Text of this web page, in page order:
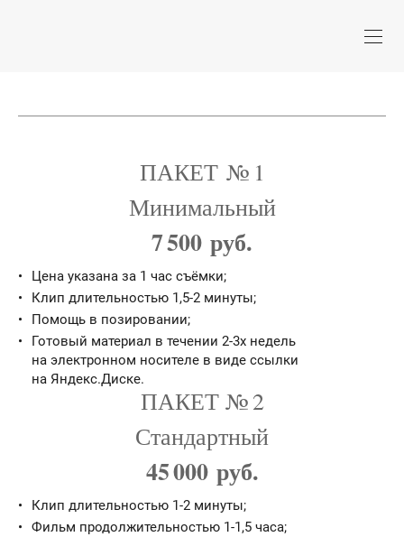
ПАКЕТ № 1
Минимальный
7 500 руб.
Цена указана за 1 час съёмки;
Клип длительностью 1,5-2 минуты;
Помощь в позировании;
Готовый материал в течении 2-3х недель
на электронном носителе в виде ссылки
на Яндекс.Диске.
ПАКЕТ № 2
Стандартный
45 000 руб.
Клип длительностью 1-2 минуты;
Фильм продолжительностью 1-1,5 часа;